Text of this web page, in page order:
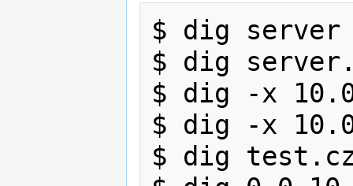
$ dig server
$ dig
$ dig -x
$ dig -x
$ dig test.cz